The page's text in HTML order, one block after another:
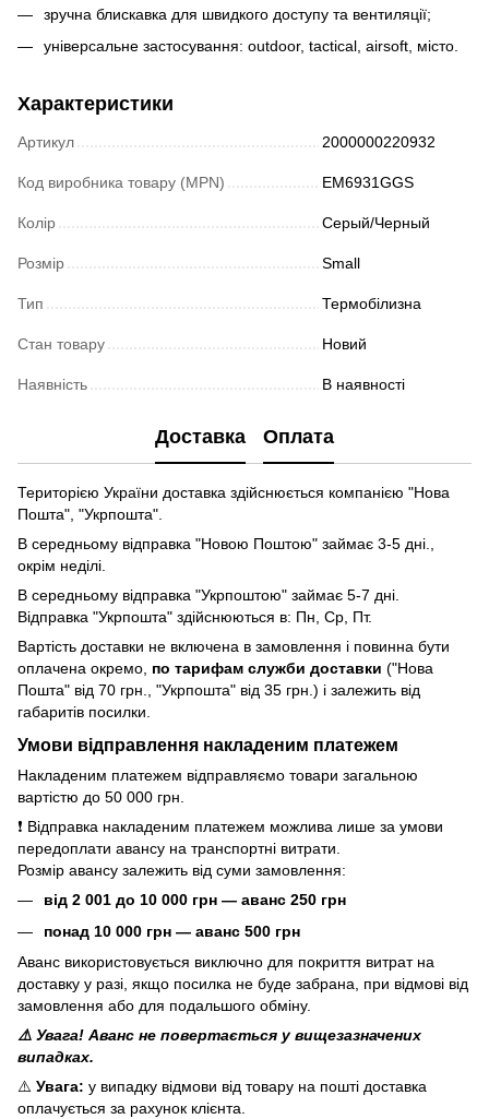
зручна блискавка для швидкого доступу та вентиляції;
універсальне застосування: outdoor, tactical, airsoft, місто.
Характеристики
Артикул 2000000220932
Код виробника товару (MPN) EM6931GGS
Колір Серый/Черный
Розмір Small
Тип Термобілизна
Стан товару Новий
Наявність В наявності
Доставка Оплата
Територією України доставка здійснюється компанією "Нова
Пошта", "Укрпошта".
В середньому відправка "Новою Поштою" займає 3-5 дні.,
окрім неділі.
В середньому відправка "Укрпоштою" займає 5-7 дні.
Відправка "Укрпошта" здійснюються в: Пн, Ср, Пт.
Вартість доставки не включена в замовлення і повинна бути
оплачена окремо, по тарифам служби доставки ("Нова
Пошта" від 70 грн., "Укрпошта" від 35 грн.) і залежить від
габаритів посилки.
Умови відправлення накладеним платежем
Накладеним платежем відправляємо товари загальною
вартістю до 50 000 грн.
❗ Відправка накладеним платежем можлива лише за умови
передоплати авансу на транспортні витрати.
Розмір авансу залежить від суми замовлення:
від 2 001 до 10 000 грн — аванс 250 грн
понад 10 000 грн — аванс 500 грн
Аванс використовується виключно для покриття витрат на
доставку у разі, якщо посилка не буде забрана, при відмові від
замовлення або для подальшого обміну.
⚠️ Увага! Аванс не повертається у вищезазначених
випадках.
⚠️ Увага: у випадку відмови від товару на пошті доставка
оплачується за рахунок клієнта.